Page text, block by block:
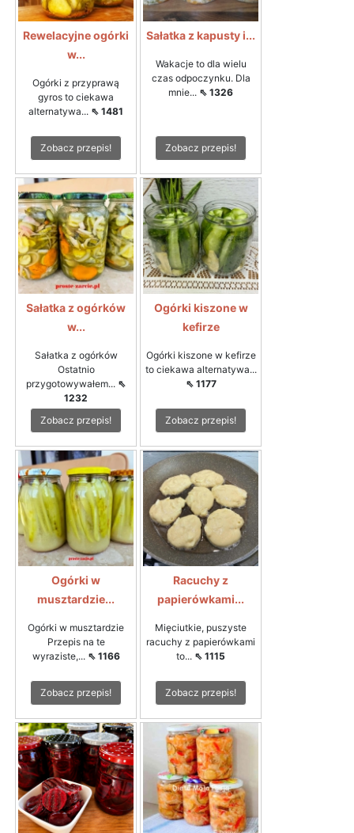
Rewelacyjne ogórki
w...
Ogórki z przyprawą
gyros to ciekawa
alternatywa... ⇖ 1481
Zobacz przepis!
Sałatka z kapusty i...
Wakacje to dla wielu
czas odpoczynku. Dla
mnie... ⇖ 1326
Zobacz przepis!
Sałatka z ogórków
w...
Sałatka z ogórków
Ostatnio
przygotowywałem... ⇖
1232
Zobacz przepis!
Ogórki kiszone w
kefirze
Ogórki kiszone w kefirze
to ciekawa alternatywa...
⇖ 1177
Zobacz przepis!
Ogórki w
musztardzie...
Ogórki w musztardzie
Przepis na te
wyraziste,... ⇖ 1166
Zobacz przepis!
Racuchy z
papierówkami...
Mięciutkie, puszyste
racuchy z papierówkami
to... ⇖ 1115
Zobacz przepis!